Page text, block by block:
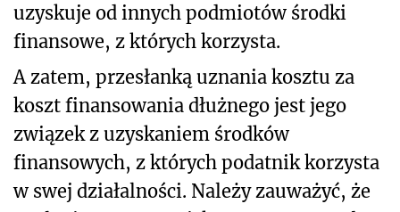
uzyskuje od innych podmiotów środki
finansowe, z których korzysta.
A zatem, przesłanką uznania kosztu za
koszt finansowania dłużnego jest jego
związek z uzyskaniem środków
finansowych, z których podatnik korzysta
w swej działalności. Należy zauważyć, że